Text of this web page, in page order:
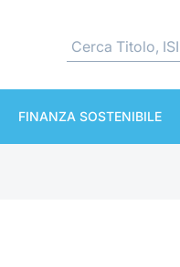
FINANZA SOSTENIBILE